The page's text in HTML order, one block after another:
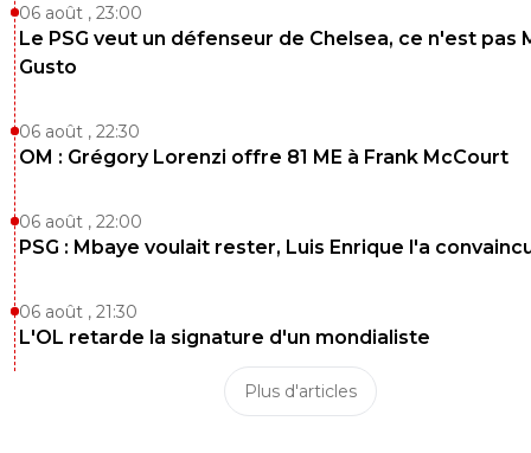
06 août , 23:00
Le PSG veut un défenseur de Chelsea, ce n'est pas
Gusto
06 août , 22:30
OM : Grégory Lorenzi offre 81 ME à Frank McCourt
06 août , 22:00
PSG : Mbaye voulait rester, Luis Enrique l'a
06 août , 21:30
L'OL retarde la signature d'un mondialiste
Plus d'articles